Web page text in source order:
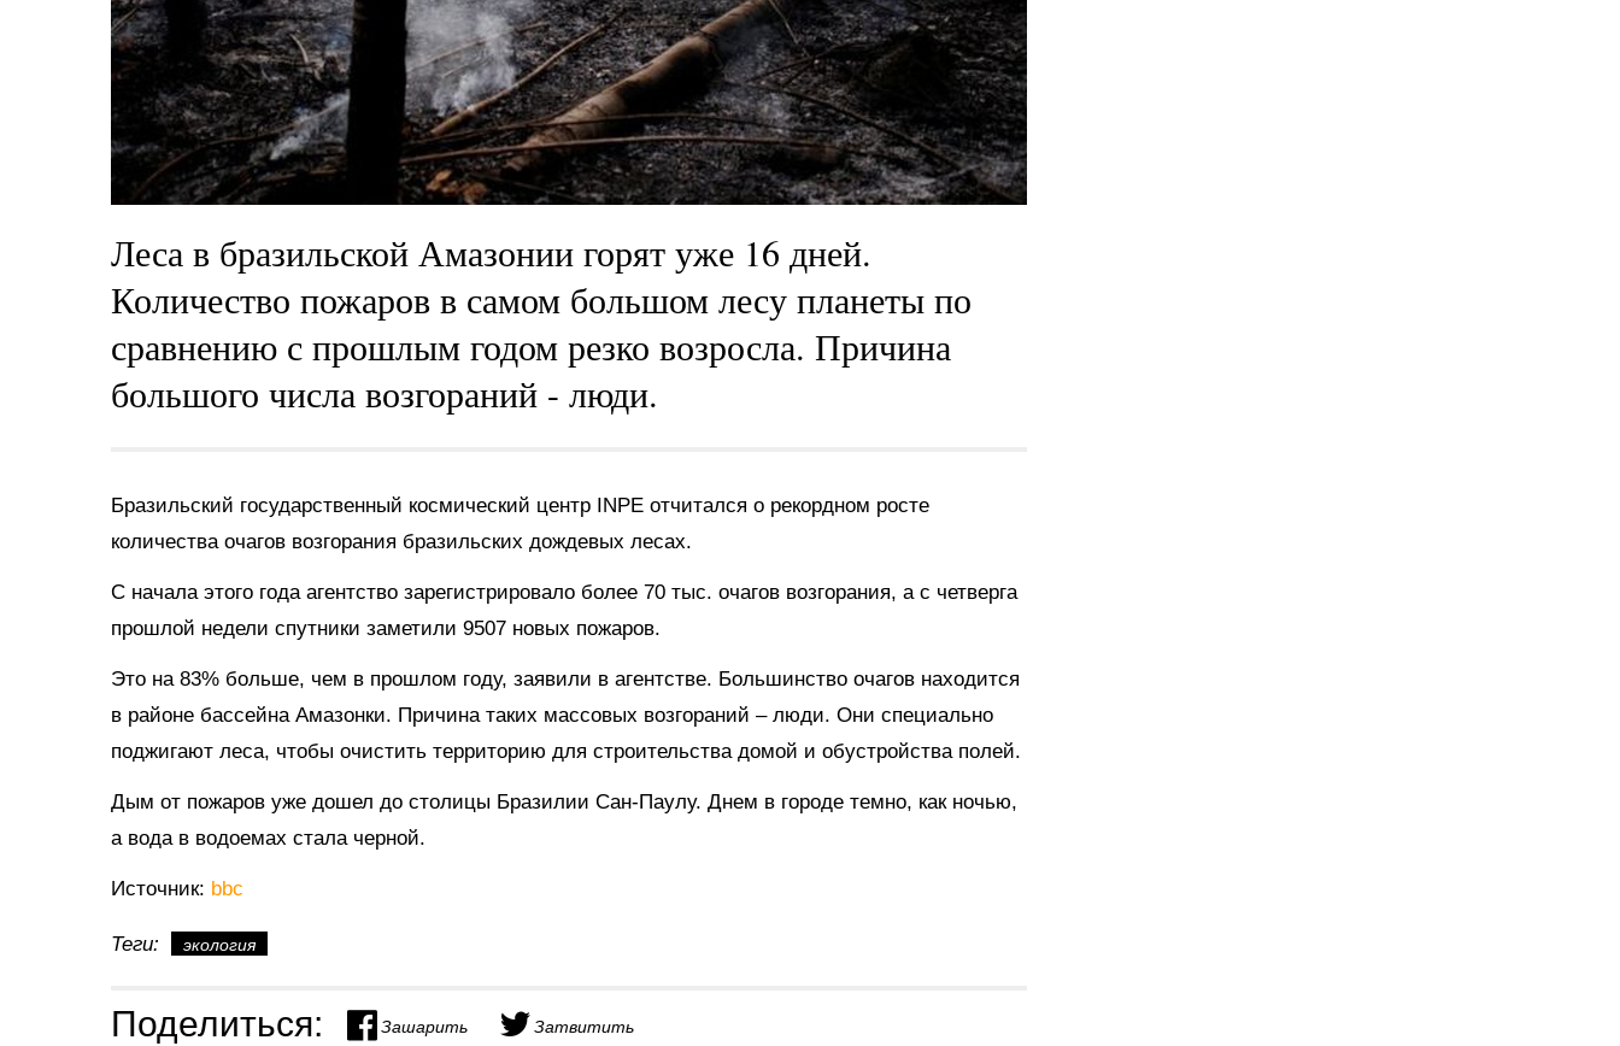
Леса в бразильской Амазонии горят уже 16 дней.
Количество пожаров в самом большом лесу планеты по
сравнению с прошлым годом резко возросла. Причина
большого числа возгораний - люди.
Бразильский государственный космический центр INPE отчитался о рекордном росте
количества очагов возгорания бразильских дождевых лесах.
С начала этого года агентство зарегистрировало более 70 тыс. очагов возгорания, а с четверга
прошлой недели спутники заметили 9507 новых пожаров.
Это на 83% больше, чем в прошлом году, заявили в агентстве. Большинство очагов находится
в районе бассейна Амазонки. Причина таких массовых возгораний – люди. Они специально
поджигают леса, чтобы очистить территорию для строительства домой и обустройства полей.
Дым от пожаров уже дошел до столицы Бразилии Сан-Паулу. Днем в городе темно, как ночью,
а вода в водоемах стала черной.
Источник: bbc
Теги: экология
Поделиться: Зашарить Затвитить